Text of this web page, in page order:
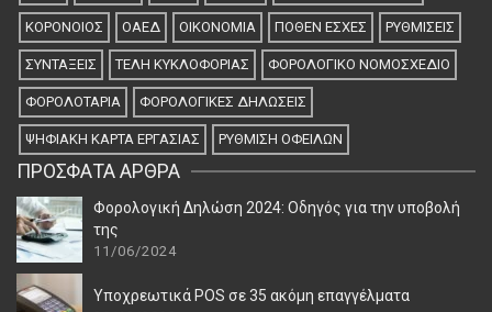
ΚΟΡΟΝΟΙΟΣ ΟΑΕΔ ΟΙΚΟΝΟΜΙΑ ΠΟΘΕΝ ΕΣΧΕΣ ΡΥΘΜΙΣΕΙΣ
ΣΥΝΤΆΞΕΙΣ ΤΕΛΗ ΚΥΚΛΟΦΟΡΙΑΣ ΦΟΡΟΛΟΓΙΚΟ ΝΟΜΟΣΧΕΔΙΟ
ΦΟΡΟΛΟΤΑΡΙΑ ΦΟΡΟΛΟΓΙΚΈΣ ΔΗΛΏΣΕΙΣ
ΨΗΦΙΑΚΉ ΚΆΡΤΑ ΕΡΓΑΣΊΑΣ ΡΎΘΜΙΣΗ ΟΦΕΙΛΏΝ
ΠΡΌΣΦΑΤΑ ΆΡΘΡΑ
Φορολογική Δηλώση 2024: Οδηγός για την υποβολή
της
11/06/2024
Υποχρεωτικά POS σε 35 ακόμη επαγγέλματα